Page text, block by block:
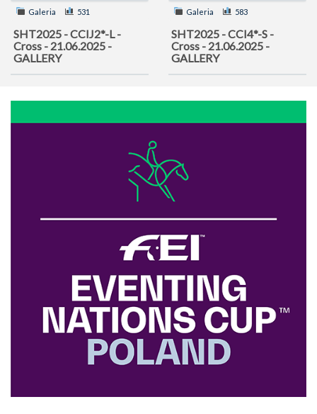
Galeria 531
SHT2025 - CCIJ2*-L -
Cross - 21.06.2025 -
GALLERY
Galeria 583
SHT2025 - CCI4*-S -
Cross - 21.06.2025 -
GALLERY